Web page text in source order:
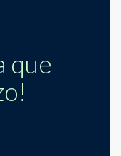
que